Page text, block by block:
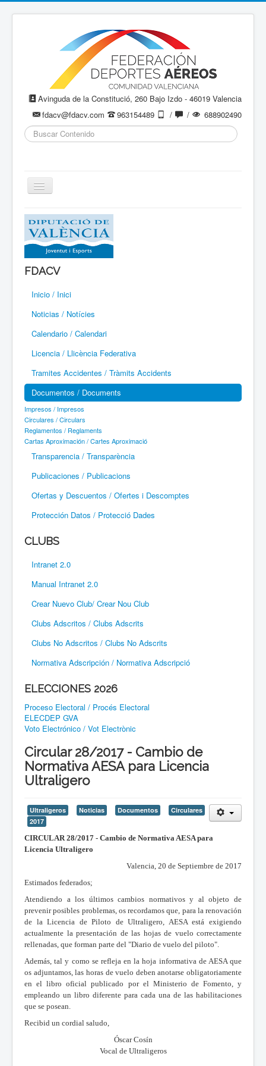
Avinguda de la Constitució, 260 Bajo Izdo - 46019 Valencia
fdacv@fdacv.com
963154489 / /
688902490
Buscar...
Cambiar
navegación
Aeromodelismo / Aeromodelisme
Ala Delta
Paracaidismo / Paracaigudisme
Parapente / Parapent
Ultraligeros / Ultralleugers
Vuelo Con Motor / Vol Amb Motor
FDACV
Inicio / Inici
Noticias / Notícies
Calendario / Calendari
Licencia / Llicència Federativa
Tramites Accidentes / Tràmits Accidents
Documentos / Documents
Impresos / Impresos
Circulares / Circulars
Reglamentos / Reglaments
Cartas Aproximación / Cartes Aproximació
Transparencia / Transparència
Publicaciones / Publicacions
Ofertas y Descuentos / Ofertes i Descomptes
Protección Datos / Protecció Dades
CLUBS
Intranet 2.0
Manual Intranet 2.0
Crear Nuevo Club/ Crear Nou Club
Clubs Adscritos / Clubs Adscrits
Clubs No Adscritos / Clubs No Adscrits
Normativa Adscripción / Normativa Adscripció
ELECCIONES 2026
Proceso Electoral / Procés Electoral
ELECDEP GVA
Voto Electrónico / Vot Electrònic
Circular 28/2017 - Cambio de
Normativa AESA para Licencia
Ultraligero
Ultraligeros Noticias Documentos
Circulares
2017
CIRCULAR 28/2017 - Cambio de Normativa AESA para
Licencia Ultraligero
Valencia, 20 de Septiembre de 2017
Estimados federados;
Atendiendo a los últimos cambios normativos y al objeto de
prevenir posibles problemas, os recordamos que, para la renovación
de la Licencia de Piloto de Ultraligero, AESA está exigiendo
actualmente la presentación de las hojas de vuelo correctamente
rellenadas, que forman parte del "Diario de vuelo del piloto".
Además, tal y como se refleja en la hoja informativa de AESA que
os adjuntamos, las horas de vuelo deben anotarse obligatoriamente
en el libro oficial publicado por el Ministerio de Fomento, y
empleando un libro diferente para cada una de las habilitaciones
que se posean.
Recibid un cordial saludo,
Óscar Cosín
Vocal de Ultraligeros